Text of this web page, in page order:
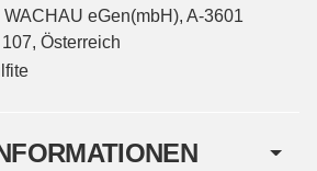
WACHAU eGen(mbH), A-3601
Österreich